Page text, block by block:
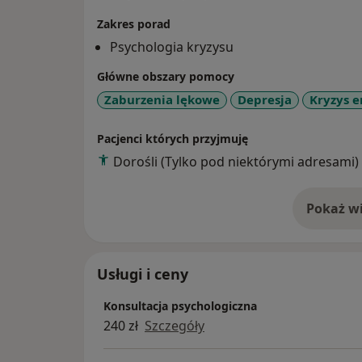
Zakres porad
Psychologia kryzysu
Główne obszary pomocy
Zaburzenia lękowe Depresja Kryzys
Pacjenci których przyjmuję
Dorośli (Tylko pod niektórymi adresami)
Pokażo
Usługi i ceny
Konsultacja psychologiczna
240 zł Szczegóły